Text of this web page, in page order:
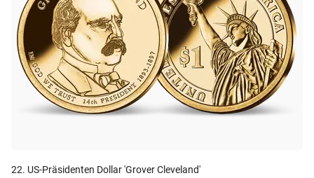
22. US-Präsidenten Dollar 'Grover Cleveland'